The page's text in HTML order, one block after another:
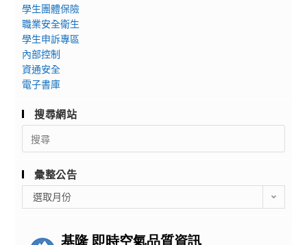
學生團體保險
職業安全衛生
學生申訴專區
內部控制
資通安全
電子書庫
搜尋網站
Search
for:
彙整公告
整
選取月份